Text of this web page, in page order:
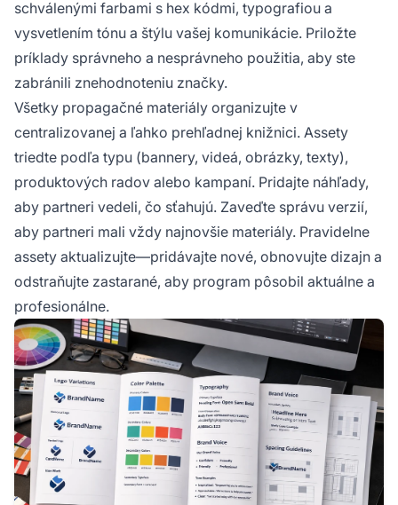
schválenými farbami s hex kódmi, typografiou a
vysvetlením tónu a štýlu vašej komunikácie. Priložte
príklady správneho a nesprávneho použitia, aby ste
zabránili znehodnoteniu značky.
Všetky propagačné materiály organizujte v
centralizovanej a ľahko prehľadnej knižnici. Assety
triedte podľa typu (bannery, videá, obrázky, texty),
produktových radov alebo kampaní. Pridajte náhľady,
aby partneri vedeli, čo sťahujú. Zaveďte správu verzií,
aby partneri mali vždy najnovšie materiály. Pravidelne
assety aktualizujte—pridávajte nové, obnovujte dizajn a
odstraňujte zastarané, aby program pôsobil aktuálne a
profesionálne.